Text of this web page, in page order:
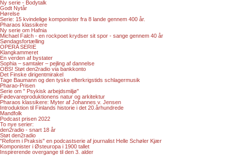
Ny serie - Bodytalk
Godt Nytår
Hørelse
Serie: 15 kvindelige komponister fra 8 lande gennem 400 år.
Pharaos klassikere
Ny serie om Hafnia
Michael Falch - en rockpoet krydser sit spor - sange gennem 40 år
Søndagsfortælling
OPERA SERIE
Klangkammeret
En verden af bystater
Sophia – samtaler – pejling af dannelse
OBS! Støt den2radio via bankkonto
Det Finske dirigentmirakel
Tage Baumann og den tyske efterkrigstids schlagermusik
Pharao-Prisen
Serie om " Psykisk arbejdsmiljø"
Fødevareproduktionens natur og arkitektur
Pharaos klassikere: Myter af Johannes v. Jensen
Introduktion til Finlands historie i det 20.århundrede
Mandfolk
Podcast prisen 2022
To nye serier:
den2radio - snart 18 år
Støt den2radio
"Reform i Praksis" en podcastserie af journalist Helle Schøler Kjær
Komponister i Østeuropa i 1900 tallet
Inspirerende overgange til den 3. alder